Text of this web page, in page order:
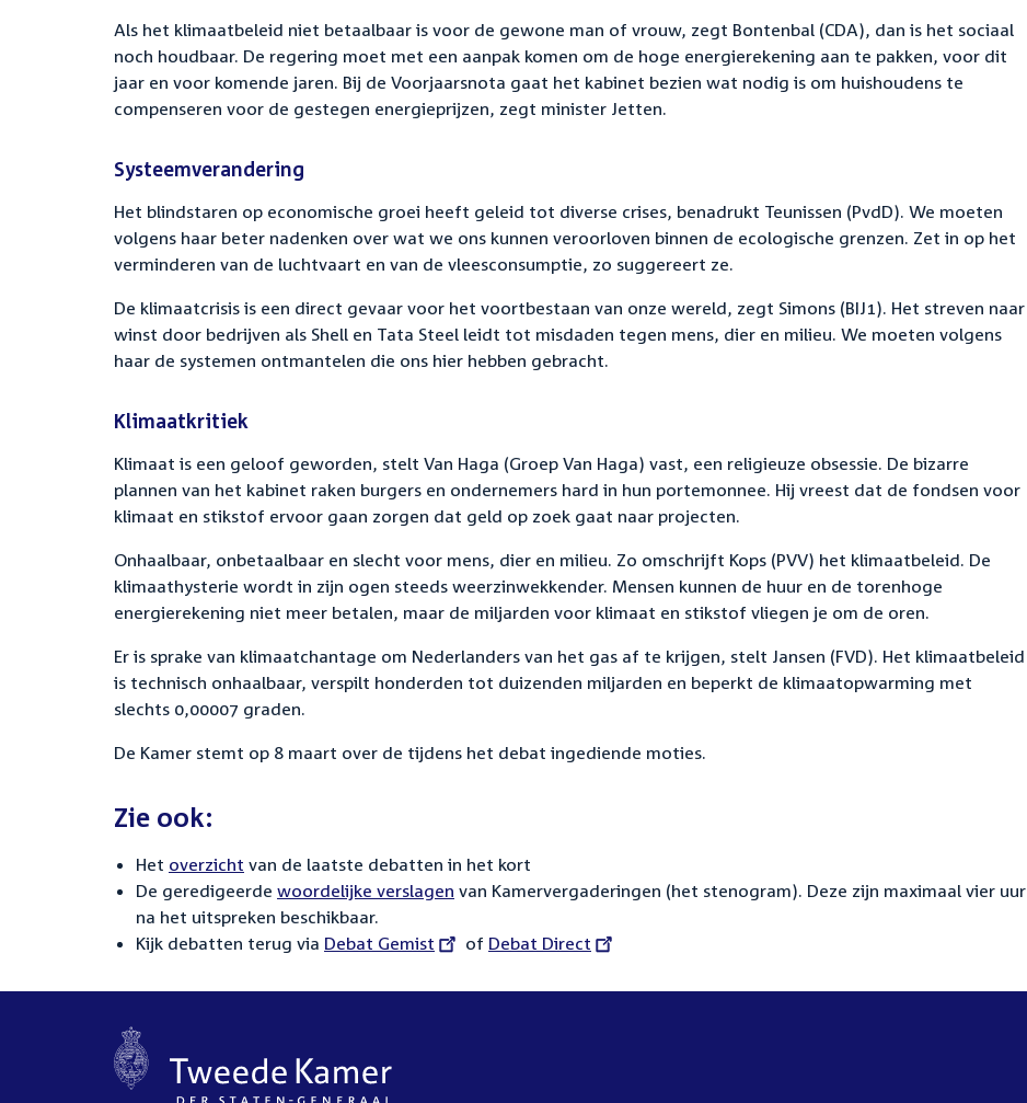
Als het klimaatbeleid niet betaalbaar is voor de gewone man of vrouw, zegt Bontenbal (CDA), dan is het sociaal
noch houdbaar. De regering moet met een aanpak komen om de hoge energierekening aan te pakken, voor dit
jaar en voor komende jaren. Bij de Voorjaarsnota gaat het kabinet bezien wat nodig is om huishoudens te
compenseren voor de gestegen energieprijzen, zegt minister Jetten.
Systeemverandering
Het blindstaren op economische groei heeft geleid tot diverse crises, benadrukt Teunissen (PvdD). We moeten
volgens haar beter nadenken over wat we ons kunnen veroorloven binnen de ecologische grenzen. Zet in op het
verminderen van de luchtvaart en van de vleesconsumptie, zo suggereert ze.
De klimaatcrisis is een direct gevaar voor het voortbestaan van onze wereld, zegt Simons (BIJ1). Het streven naar
winst door bedrijven als Shell en Tata Steel leidt tot misdaden tegen mens, dier en milieu. We moeten volgens
haar de systemen ontmantelen die ons hier hebben gebracht.
Klimaatkritiek
Klimaat is een geloof geworden, stelt Van Haga (Groep Van Haga) vast, een religieuze obsessie. De bizarre
plannen van het kabinet raken burgers en ondernemers hard in hun portemonnee. Hij vreest dat de fondsen voor
klimaat en stikstof ervoor gaan zorgen dat geld op zoek gaat naar projecten.
Onhaalbaar, onbetaalbaar en slecht voor mens, dier en milieu. Zo omschrijft Kops (PVV) het klimaatbeleid. De
klimaathysterie wordt in zijn ogen steeds weerzinwekkender. Mensen kunnen de huur en de torenhoge
energierekening niet meer betalen, maar de miljarden voor klimaat en stikstof vliegen je om de oren.
Er is sprake van klimaatchantage om Nederlanders van het gas af te krijgen, stelt Jansen (FVD). Het klimaatbeleid
is technisch onhaalbaar, verspilt honderden tot duizenden miljarden en beperkt de klimaatopwarming met
slechts 0,00007 graden.
De Kamer stemt op 8 maart over de tijdens het debat ingediende moties.
Zie ook:
Het overzicht van de laatste debatten in het kort
De geredigeerde woordelijke verslagen van Kamervergaderingen (het stenogram). Deze zijn maximaal vier uur
na het uitspreken beschikbaar.
Kijk debatten terug via External
Debat Gemist of External
Debat Direct